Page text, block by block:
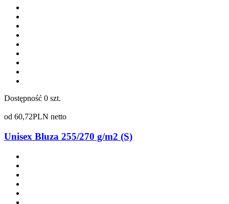
Dostępność 0 szt.
od 60,72PLN netto
Unisex Bluza 255/270 g/m2 (S)